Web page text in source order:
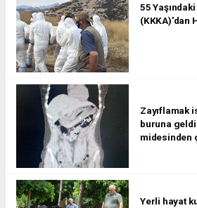
55
(KKKA)'dan
Zayıflamak
buruna
midesinden
Yerli hayat